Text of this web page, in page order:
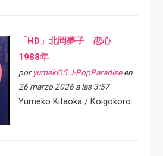
「HD」北岡夢子 恋心
1988年
por yumeki05 J-PopParadiseen
26 marzo 2026 a las 3:57
Yumeko Kitaoka / Koigokoro